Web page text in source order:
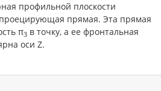
профильной плоскости
прямая. Эта прямая
π3 в точку, а ее фронтальная
оси Z.